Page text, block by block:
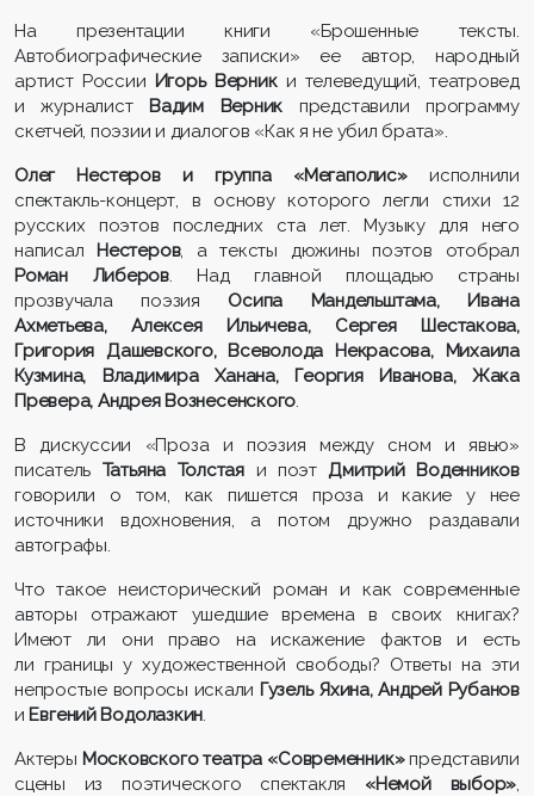
На презентации книги «Брошенные тексты.
Автобиографические записки» ее автор, народный
артист России Игорь Верник и телеведущий, театровед
и журналист Вадим Верник представили программу
скетчей, поэзии и диалогов «Как я не убил брата».
Олег Нестеров и группа «Мегаполис»исполнили
спектакль-концерт, в основу которого легли стихи 12
русских поэтов последних ста лет. Музыку для него
написал Нестеров, а тексты дюжины поэтов отобрал
Роман Либеров. Над главной площадью страны
прозвучала поэзия Осипа Мандельштама, Ивана
Ахметьева, Алексея Ильичева, Сергея Шестакова,
Григория Дашевского, Всеволода Некрасова, Михаила
Кузмина, Владимира Ханана, Георгия Иванова, Жака
Превера, Андрея Вознесенского.
В дискуссии «Проза и поэзия между сном и явью»
писатель Татьяна Толстая и поэтДмитрий Воденников
говорили о том, как пишется проза и какие у нее
источники вдохновения, а потом дружно раздавали
автографы.
Что такое неисторический роман и как современные
авторы отражают ушедшие времена в своих книгах?
Имеют ли они право на искажение фактов и есть
ли границы у художественной свободы? Ответы на эти
непростые вопросы искали Гузель Яхина, Андрей Рубанов
и Евгений Водолазкин.
Актеры Московского театра «Современник»представили
сцены из поэтического спектакля «Немой выбор»,